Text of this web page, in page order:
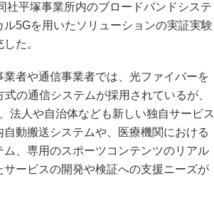
社平塚事業所内のブロードバンドシステ
5Gを用いたソリューションの実証実験
た。
者や通信事業者では、光ファイバーを
の通信システムが採用されているが、
法人や自治体なども新しい独自サービス
動搬送システムや、医療機関における
、専用のスポーツコンテンツのリアル
ービスの開発や検証への支援ニーズが